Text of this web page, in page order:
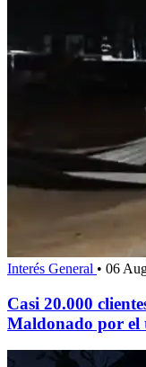
Interés General • 06
Casi 20.000
Maldonado por el